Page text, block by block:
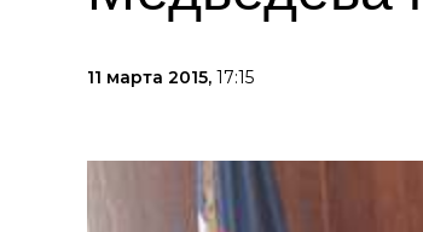
11 марта 2015, 17:15